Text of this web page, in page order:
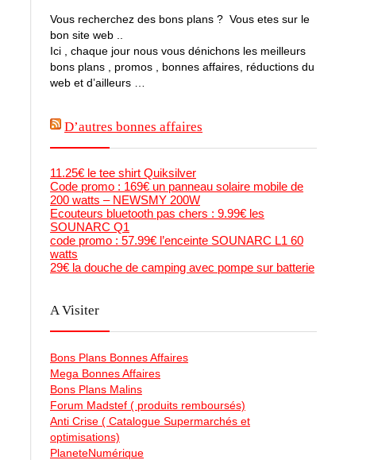
Vous recherchez des bons plans ? Vous etes sur le
bon site web ..
Ici , chaque jour nous vous dénichons les meilleurs
bons plans , promos , bonnes affaires, réductions du
web et d’ailleurs …
D’autres bonnes affaires
11.25€ le tee shirt Quiksilver
Code promo : 169€ un panneau solaire mobile de
200 watts – NEWSMY 200W
Ecouteurs bluetooth pas chers : 9.99€ les
SOUNARC Q1
code promo : 57.99€ l’enceinte SOUNARC L1 60
watts
29€ la douche de camping avec pompe sur batterie
A Visiter
Bons Plans Bonnes Affaires
Mega Bonnes Affaires
Bons Plans Malins
Forum Madstef ( produits remboursés)
Anti Crise ( Catalogue Supermarchés et
optimisations)
PlaneteNumérique